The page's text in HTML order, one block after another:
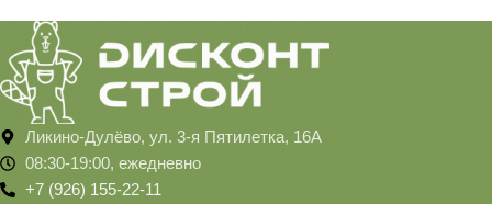
Ликино-Дулёво, ул. 3-я Пятилетка, 16А
08:30-19:00, ежедневно
+7 (926) 155-22-11